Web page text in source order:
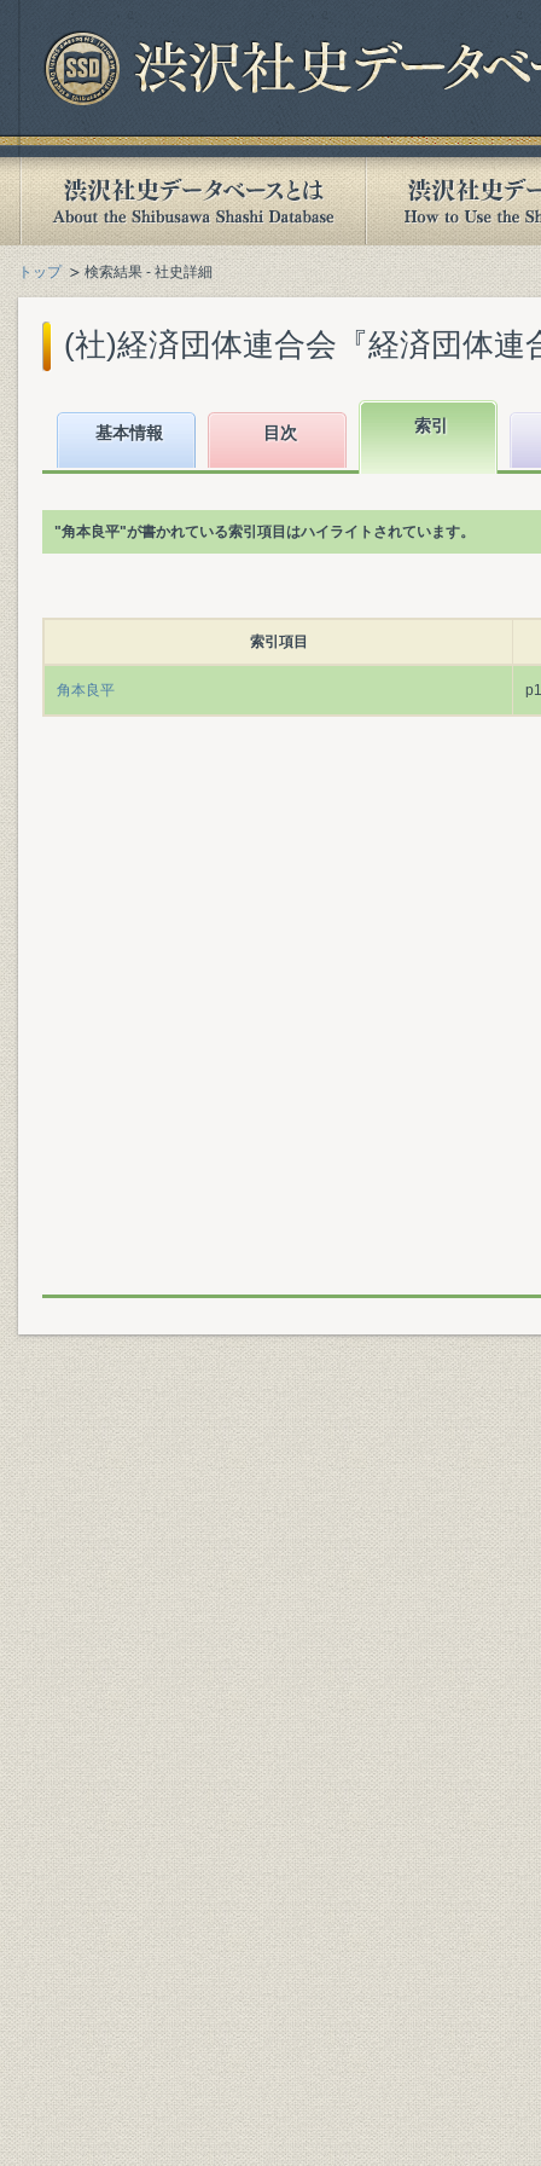
トップ 検索結果 - 社史詳細
(社)経済団体連合会『経済団体連
基本情報 目次 索引
"角本良平"が書かれている索引項目はハイライトされています。
索引項目
角本良平